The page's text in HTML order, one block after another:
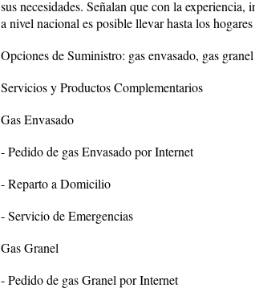
sus necesidades. Señalan que con la
a nivel nacional es posible llevar hasta los
Opciones de Suministro: gas envasado, gas
Servicios y Productos Complementarios
Gas Envasado
- Pedido de gas Envasado por Internet
- Reparto a Domicilio
- Servicio de Emergencias
Gas Granel
- Pedido de gas Granel por Internet